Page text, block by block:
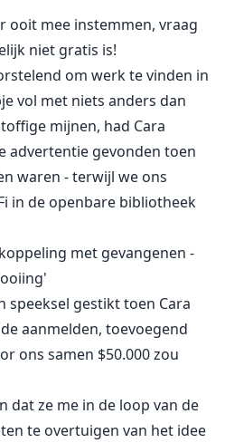
kan heel goed uitgroeien
kan opbloeien tot ware
ooit mee instemmen, vraag
niet gratis is!
om werk te vinden in
vol met niets anders dan
mijnen, had Cara
advertentie gevonden toen
waren - terwijl we ons
in de openbare bibliotheek
met gevangenen -
speeksel gestikt toen Cara
aanmelden, toevoegend
ons samen $50.000 zou
dat ze me in de loop van de
te overtuigen van het idee